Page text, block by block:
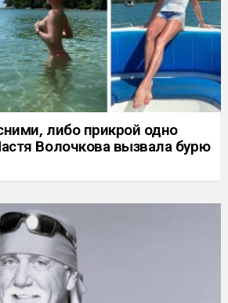
либо прикрой одно
Волочкова вызвала бурю